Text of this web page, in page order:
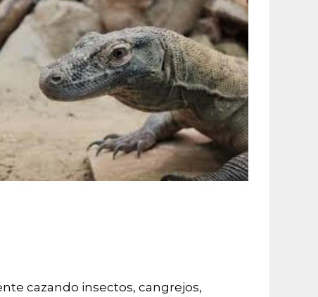
cazando insectos, cangrejos,